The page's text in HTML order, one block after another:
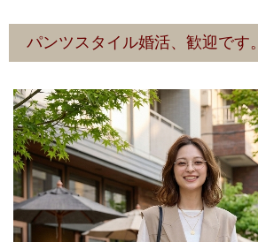
パンツスタイル婚活、歓迎です。